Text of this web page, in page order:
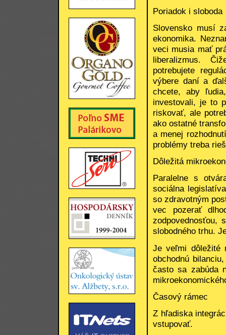
Poriadok i sloboda
Slovensko musí
ekonomika.
veci musia mať
liberalizmus.
potrebujete
výbere daní a
chcete, aby
investovali, je to
riskovať, ale
ako ostatné
a menej
problémy treba
Dôležitá
Paralelne s
sociálna
so zdravotným
vec pozerať
zodpovednosťou,
slobodného trhu.
Je veľmi dôležité
obchodnú
často sa zabúda
Časový rámec
Z hľadiska
vstupovať.